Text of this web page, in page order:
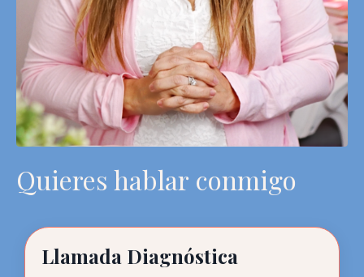
Quieres hablar conmigo
Llamada Diagnóstica